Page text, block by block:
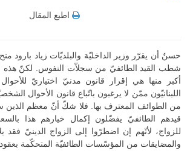
اطبع المقال
حسنٌ أن يقرّر وزير الداخليّة والبلديّات زياد بارود
شطب القيد الطائفيّ من سجلاّت النفوس. لكنّ هذه
أكبر منها هي إقرار قانون مدنيّ اختياريّ
اللبنانيّون ممّن لا يرغبون باتّباع قانون الأحوال
من الطوائف المعترف بها. فلا شكّ أنّ معظم
قيدهم الطائفيّ يفضّلون إكمال خيارهم هذا
للزواج، لأنّهم إن اضطرّوا إلى الزواج الدينيّ فقد
والمضايقات من المؤسّسات الطائفيّة المتحكّمة بعقود